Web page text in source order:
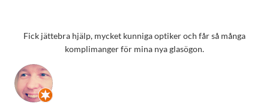
Fick jättebra hjälp, mycket kunniga optiker och får så många
komplimanger för mina nya glasögon.